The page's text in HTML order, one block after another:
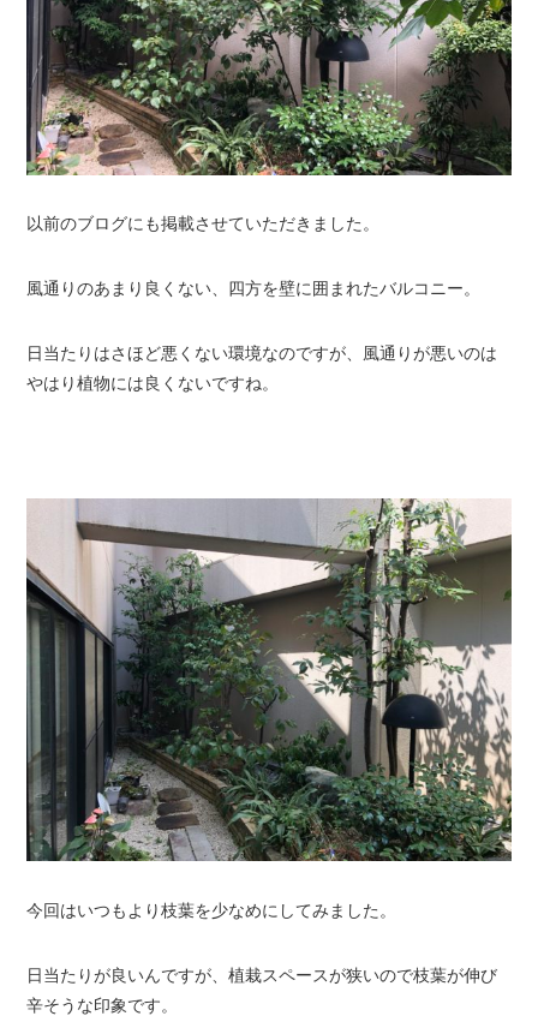
以前のブログにも掲載させていただきました。
風通りのあまり良くない、四方を壁に囲まれたバルコニー。
日当たりはさほど悪くない環境なのですが、風通りが悪いのは
やはり植物には良くないですね。
今回はいつもより枝葉を少なめにしてみました。
日当たりが良いんですが、植栽スペースが狭いので枝葉が伸び
辛そうな印象です。